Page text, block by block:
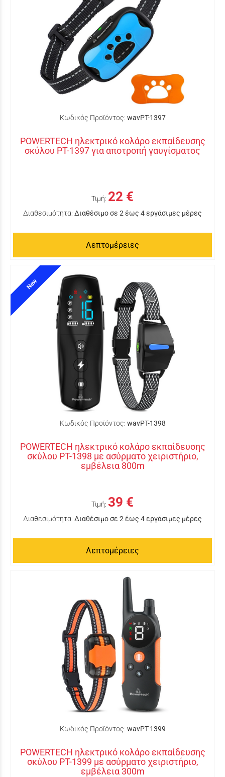
Κωδικός Προϊόντος: wavPT-1397
POWERTECH ηλεκτρικό κολάρο εκπαίδευσης
σκύλου PT-1397 για αποτροπή γαυγίσματος
Τιμή: 22 €
Διαθεσιμότητα: Διαθέσιμο σε 2 έως 4 εργάσιμες μέρες
Λεπτομέρειες
New
Κωδικός Προϊόντος: wavPT-1398
POWERTECH ηλεκτρικό κολάρο εκπαίδευσης
σκύλου PT-1398 με ασύρματο χειριστήριο,
εμβέλεια 800m
Τιμή: 39 €
Διαθεσιμότητα: Διαθέσιμο σε 2 έως 4 εργάσιμες μέρες
Λεπτομέρειες
Κωδικός Προϊόντος: wavPT-1399
POWERTECH ηλεκτρικό κολάρο εκπαίδευσης
σκύλου PT-1399 με ασύρματο χειριστήριο,
εμβέλεια 300m